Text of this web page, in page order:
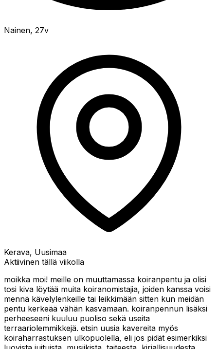
Nainen, 27v
Kerava, Uusimaa
Aktiivinen tällä viikolla
moikka moi! meille on muuttamassa koiranpentu ja olisi
tosi kiva löytää muita koiranomistajia, joiden kanssa voisi
mennä kävelylenkeille tai leikkimään sitten kun meidän
pentu kerkeää vähän kasvamaan. koiranpennun lisäksi
perheeseeni kuuluu puoliso sekä useita
terraariolemmikkejä. etsin uusia kavereita myös
koiraharrastuksen ulkopuolella, eli jos pidät esimerkiksi